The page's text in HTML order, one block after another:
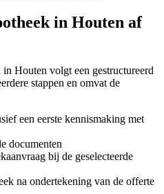
in Houten af
Houten volgt een gestructureerd
stappen en omvat de
een eerste kennismaking met
documenten
bij de geselecteerde
na ondertekening van de offerte